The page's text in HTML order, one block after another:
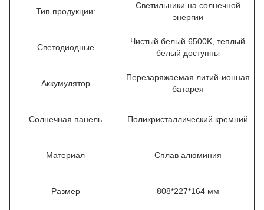
Тип продукции:
Светильники на солнечной
энергии
Светодиодные
Чистый белый 6500K, теплый
белый доступны
Аккумулятор
Перезаряжаемая литий-ионная
батарея
Солнечная панель Поликристаллический кремний
Материал Сплав алюминия
Размер 808*227*164 мм